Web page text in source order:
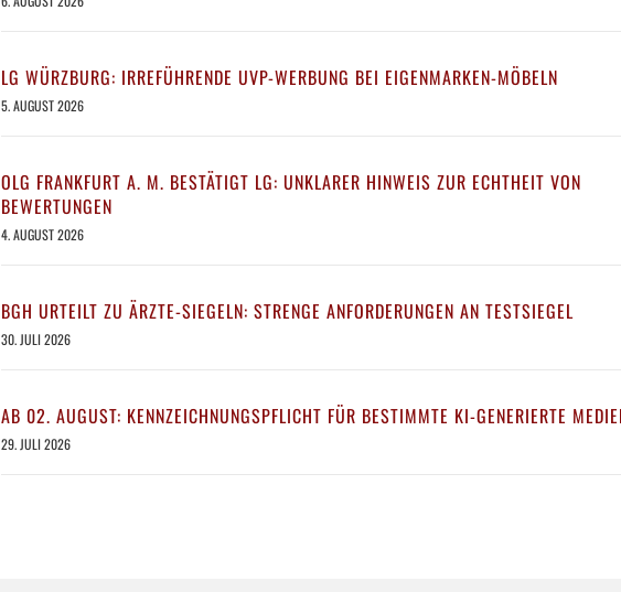
LG WÜRZBURG: IRREFÜHRENDE UVP-WERBUNG BEI EIGENMARKEN-MÖBELN
5. AUGUST 2026
OLG FRANKFURT A. M. BESTÄTIGT LG: UNKLARER HINWEIS ZUR ECHTHEIT VON
BEWERTUNGEN
4. AUGUST 2026
BGH URTEILT ZU ÄRZTE-SIEGELN: STRENGE ANFORDERUNGEN AN TESTSIEGEL
30. JULI 2026
AB 02. AUGUST: KENNZEICHNUNGSPFLICHT FÜR BESTIMMTE KI-GENERIERTE
29. JULI 2026